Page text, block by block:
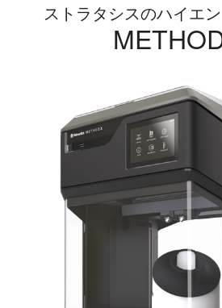
ストラタシスのハイエ